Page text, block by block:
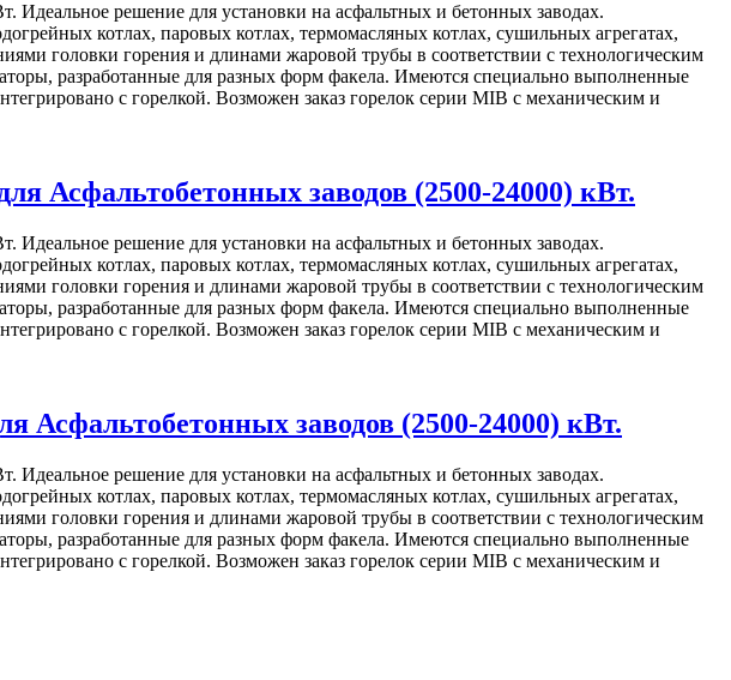
решение для установки на асфальтных и бетонных заводах.
котлах, паровых котлах, термомасляных котлах, сушильных агрегатах,
головки горения и длинами жаровой трубы в соответствии с технологическим
разработанные для разных форм факела. Имеются специально выполненные
с горелкой. Возможен заказ горелок серии MIB с механическим и
Асфальтобетонных заводов (2500-24000) кВт.
решение для установки на асфальтных и бетонных заводах.
котлах, паровых котлах, термомасляных котлах, сушильных агрегатах,
головки горения и длинами жаровой трубы в соответствии с технологическим
разработанные для разных форм факела. Имеются специально выполненные
с горелкой. Возможен заказ горелок серии MIB с механическим и
Асфальтобетонных заводов (2500-24000) кВт.
решение для установки на асфальтных и бетонных заводах.
котлах, паровых котлах, термомасляных котлах, сушильных агрегатах,
головки горения и длинами жаровой трубы в соответствии с технологическим
разработанные для разных форм факела. Имеются специально выполненные
с горелкой. Возможен заказ горелок серии MIB с механическим и